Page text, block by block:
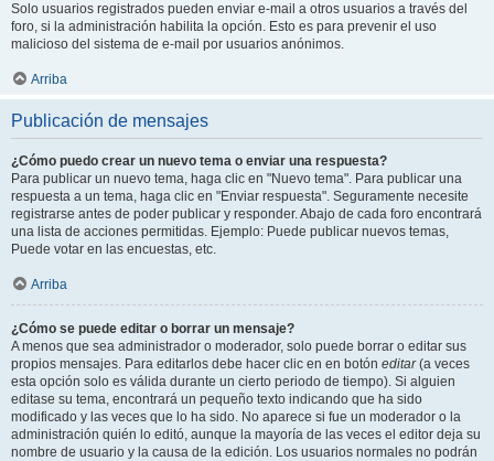
Solo usuarios registrados pueden enviar e-mail a otros usuarios a través del
foro, si la administración habilita la opción. Esto es para prevenir el uso
malicioso del sistema de e-mail por usuarios anónimos.
Arriba
Publicación de mensajes
¿Cómo puedo crear un nuevo tema o enviar una respuesta?
Para publicar un nuevo tema, haga clic en "Nuevo tema". Para publicar una
respuesta a un tema, haga clic en "Enviar respuesta". Seguramente necesite
registrarse antes de poder publicar y responder. Abajo de cada foro encontrará
una lista de acciones permitidas. Ejemplo: Puede publicar nuevos temas,
Puede votar en las encuestas, etc.
Arriba
¿Cómo se puede editar o borrar un mensaje?
A menos que sea administrador o moderador, solo puede borrar o editar sus
propios mensajes. Para editarlos debe hacer clic en en botón editar(a veces
esta opción solo es válida durante un cierto periodo de tiempo). Si alguien
editase su tema, encontrará un pequeño texto indicando que ha sido
modificado y las veces que lo ha sido. No aparece si fue un moderador o la
administración quién lo editó, aunque la mayoría de las veces el editor deja su
nombre de usuario y la causa de la edición. Los usuarios normales no podrán